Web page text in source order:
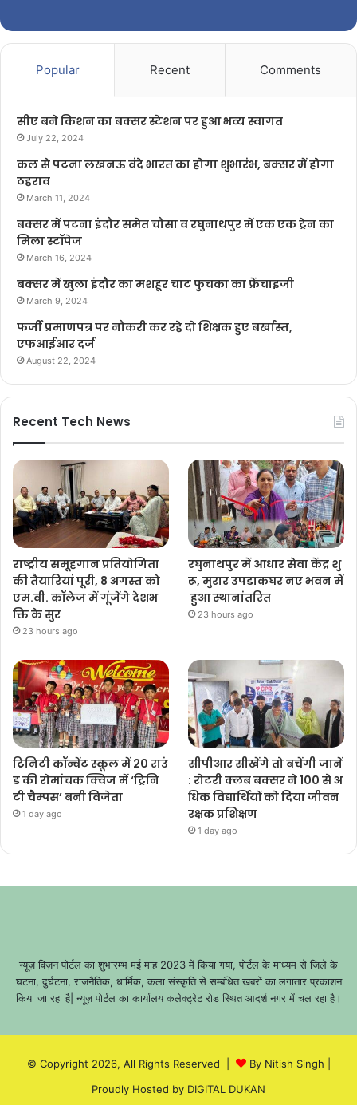
Popular Recent Comments
सीए बने किशन का बक्सर स्टेशन पर हुआ भव्य स्वागत
July 22, 2024
कल से पटना लखनऊ वंदे भारत का होगा शुभारंभ, बक्सर में होगा
ठहराव
March 11, 2024
बक्सर में पटना इंदौर समेत चौसा व रघुनाथपुर में एक एक ट्रेन का
मिला स्टॉपेज
March 16, 2024
बक्सर में खुला इंदौर का मशहूर चाट फुचका का फ्रेंचाइजी
March 9, 2024
फर्जी प्रमाणपत्र पर नौकरी कर रहे दो शिक्षक हुए बर्खास्त,
एफआईआर दर्ज
August 22, 2024
Recent Tech News
राष्ट्रीय समूहगान प्रतियोगिता
की तैयारियां पूरी, 8 अगस्त को
एम.वी. कॉलेज में गूंजेंगे देशभ
क्ति के सुर
23 hours ago
रघुनाथपुर में आधार सेवा केंद्र शु
रू, मुरार उपडाकघर नए भवन में
हुआ स्थानांतरित
23 hours ago
ट्रिनिटी कॉन्वेंट स्कूल में 20 राउं
ड की रोमांचक क्विज में ‘ट्रिनि
टी चैम्पस’ बनी विजेता
1 day ago
सीपीआर सीखेंगे तो बचेंगी जानें
: रोटरी क्लब बक्सर ने 100 से अ
धिक विद्यार्थियों को दिया जीवन
रक्षक प्रशिक्षण
1 day ago
न्यूज़ विज़न पोर्टल का शुभारम्भ मई माह 2023 में किया गया, पोर्टल के माध्यम से जिले के
घटना, दुर्घटना, राजनैतिक, धार्मिक, कला संस्कृति से सम्बंधित खबरों का लगातार प्रकाशन
किया जा रहा है| न्यूज़ पोर्टल का कार्यालय कलेक्ट्रेट रोड स्थित आदर्श नगर में चल रहा है।
© Copyright 2026, All Rights Reserved | By Nitish Singh
Proudly Hosted by DIGITAL DUKAN